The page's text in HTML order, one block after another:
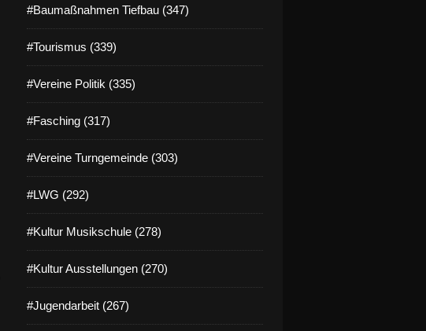
#Baumaßnahmen Tiefbau (347)
#Tourismus (339)
#Vereine Politik (335)
#Fasching (317)
#Vereine Turngemeinde (303)
#LWG (292)
#Kultur Musikschule (278)
#Kultur Ausstellungen (270)
#Jugendarbeit (267)